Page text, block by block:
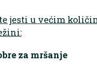
jesti u većim
za mršanje